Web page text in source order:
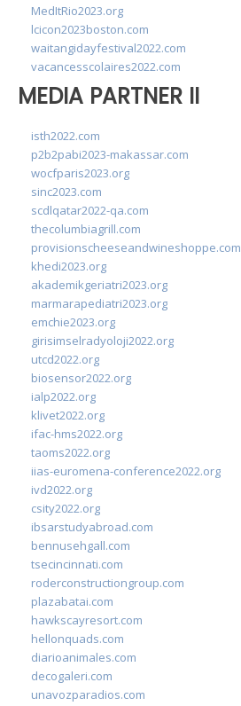
MedItRio2023.org
lcicon2023boston.com
waitangidayfestival2022.com
vacancesscolaires2022.com
MEDIA PARTNER II
isth2022.com
p2b2pabi2023-makassar.com
wocfparis2023.org
sinc2023.com
scdlqatar2022-qa.com
thecolumbiagrill.com
provisionscheeseandwineshoppe.com
khedi2023.org
akademikgeriatri2023.org
marmarapediatri2023.org
emchie2023.org
girisimselradyoloji2022.org
utcd2022.org
biosensor2022.org
ialp2022.org
klivet2022.org
ifac-hms2022.org
taoms2022.org
iias-euromena-conference2022.org
ivd2022.org
csity2022.org
ibsarstudyabroad.com
bennusehgall.com
tsecincinnati.com
roderconstructiongroup.com
plazabatai.com
hawkscayresort.com
hellonquads.com
diarioanimales.com
decogaleri.com
unavozparadios.com